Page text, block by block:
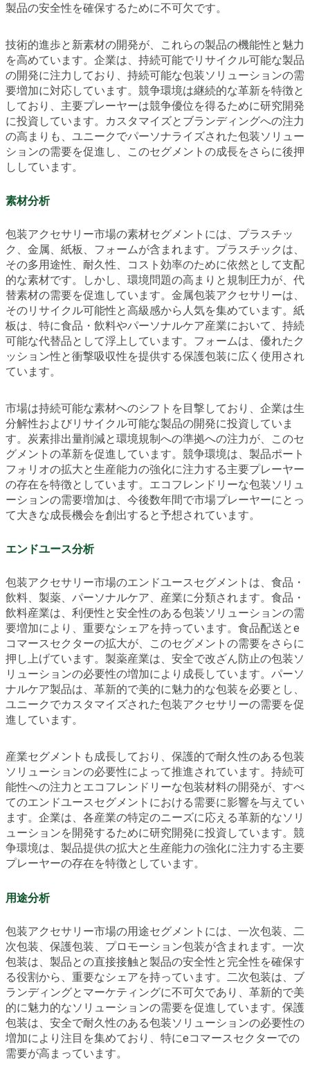
製品の安全性を確保するために不可欠です。
技術的進歩と新素材の開発が、これらの製品の機能性と魅力
を高めています。企業は、持続可能でリサイクル可能な製品
の開発に注力しており、持続可能な包装ソリューションの需
要増加に対応しています。競争環境は継続的な革新を特徴と
しており、主要プレーヤーは競争優位を得るために研究開発
に投資しています。カスタマイズとブランディングへの注力
の高まりも、ユニークでパーソナライズされた包装ソリュー
ションの需要を促進し、このセグメントの成長をさらに後押
ししています。
素材分析
包装アクセサリー市場の素材セグメントには、プラスチッ
ク、金属、紙板、フォームが含まれます。プラスチックは、
その多用途性、耐久性、コスト効率のために依然として支配
的な素材です。しかし、環境問題の高まりと規制圧力が、代
替素材の需要を促進しています。金属包装アクセサリーは、
そのリサイクル可能性と高級感から人気を集めています。紙
板は、特に食品・飲料やパーソナルケア産業において、持続
可能な代替品として浮上しています。フォームは、優れたク
ッション性と衝撃吸収性を提供する保護包装に広く使用され
ています。
市場は持続可能な素材へのシフトを目撃しており、企業は生
分解性およびリサイクル可能な製品の開発に投資していま
す。炭素排出量削減と環境規制への準拠への注力が、このセ
グメントの革新を促進しています。競争環境は、製品ポート
フォリオの拡大と生産能力の強化に注力する主要プレーヤー
の存在を特徴としています。エコフレンドリーな包装ソリュ
ーションの需要増加は、今後数年間で市場プレーヤーにとっ
て大きな成長機会を創出すると予想されています。
エンドユース分析
包装アクセサリー市場のエンドユースセグメントは、食品・
飲料、製薬、パーソナルケア、産業に分類されます。食品・
飲料産業は、利便性と安全性のある包装ソリューションの需
要増加により、重要なシェアを持っています。食品配送とe
コマースセクターの拡大が、このセグメントの需要をさらに
押し上げています。製薬産業は、安全で改ざん防止の包装ソ
リューションの必要性の増加により成長しています。パーソ
ナルケア製品は、革新的で美的に魅力的な包装を必要とし、
ユニークでカスタマイズされた包装アクセサリーの需要を促
進しています。
産業セグメントも成長しており、保護的で耐久性のある包装
ソリューションの必要性によって推進されています。持続可
能性への注力とエコフレンドリーな包装材料の開発が、すべ
てのエンドユースセグメントにおける需要に影響を与えてい
ます。企業は、各産業の特定のニーズに応える革新的なソリ
ューションを開発するために研究開発に投資しています。競
争環境は、製品提供の拡大と生産能力の強化に注力する主要
プレーヤーの存在を特徴としています。
用途分析
包装アクセサリー市場の用途セグメントには、一次包装、二
次包装、保護包装、プロモーション包装が含まれます。一次
包装は、製品との直接接触と製品の安全性と完全性を確保す
る役割から、重要なシェアを持っています。二次包装は、ブ
ランディングとマーケティングに不可欠であり、革新的で美
的に魅力的なソリューションの需要を促進しています。保護
包装は、安全で耐久性のある包装ソリューションの必要性の
増加により注目を集めており、特にeコマースセクターでの
需要が高まっています。